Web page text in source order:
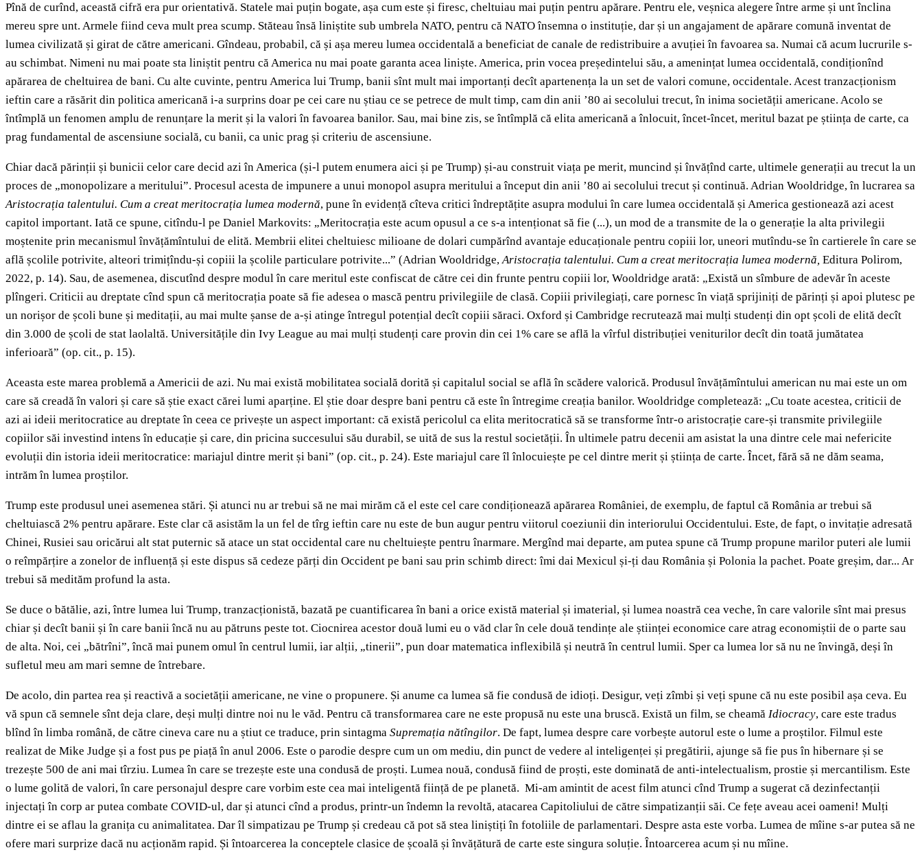
Pînă de curînd, această cifră era pur orientativă. Statele mai puțin bogate, așa cum este și firesc, cheltuiau mai puțin pentru apărare. Pentru ele, veșnica alegere între arme și unt înclina
mereu spre unt. Armele fiind ceva mult prea scump. Stăteau însă liniștite sub umbrela NATO, pentru că NATO însemna o instituție, dar și un angajament de apărare comună inventat de
lumea civilizată și girat de către americani. Gîndeau, probabil, că și așa mereu lumea occidentală a beneficiat de canale de redistribuire a avuției în favoarea sa. Numai că acum lucrurile s-
au schimbat. Nimeni nu mai poate sta liniștit pentru că America nu mai poate garanta acea liniște. America, prin vocea președintelui său, a amenințat lumea occidentală, condiționînd
apărarea de cheltuirea de bani. Cu alte cuvinte, pentru America lui Trump, banii sînt mult mai importanți decît apartenența la un set de valori comune, occidentale. Acest tranzacționism
ieftin care a răsărit din politica americană i-a surprins doar pe cei care nu știau ce se petrece de mult timp, cam din anii ’80 ai secolului trecut, în inima societății americane. Acolo se
întîmplă un fenomen amplu de renunțare la merit și la valori în favoarea banilor. Sau, mai bine zis, se întîmplă că elita americană a înlocuit, încet-încet, meritul bazat pe știința de carte, ca
prag fundamental de ascensiune socială, cu banii, ca unic prag și criteriu de ascensiune.
Chiar dacă părinții și bunicii celor care decid azi în America (și-l putem enumera aici și pe Trump) și-au construit viața pe merit, muncind și învățînd carte, ultimele generații au trecut la un
proces de „monopolizare a meritului”. Procesul acesta de impunere a unui monopol asupra meritului a început din anii ’80 ai secolului trecut și continuă. Adrian Wooldridge, în lucrarea sa
Aristocrația talentului. Cum a creat meritocrația lumea modernă, pune în evidență cîteva critici îndreptățite asupra modului în care lumea occidentală și America gestionează azi acest
capitol important. Iată ce spune, citîndu-l pe Daniel Markovits: „Meritocrația este acum opusul a ce s-a intenționat să fie (...), un mod de a transmite de la o generație la alta privilegii
moștenite prin mecanismul învățămîntului de elită. Membrii elitei cheltuiesc milioane de dolari cumpărînd avantaje educaționale pentru copiii lor, uneori mutîndu-se în cartierele în care se
află școlile potrivite, alteori trimițîndu-și copiii la școlile particulare potrivite...” (Adrian Wooldridge,Aristocrația talentului. Cum a creat meritocrația lumea modernă, Editura Polirom,
2022, p. 14). Sau, de asemenea, discutînd despre modul în care meritul este confiscat de către cei din frunte pentru copiii lor, Wooldridge arată: „Există un sîmbure de adevăr în aceste
plîngeri. Criticii au dreptate cînd spun că meritocrația poate să fie adesea o mască pentru privilegiile de clasă. Copiii privilegiați, care pornesc în viață sprijiniți de părinți și apoi plutesc pe
un norișor de școli bune și meditații, au mai multe șanse de a-și atinge întregul potențial decît copiii săraci. Oxford și Cambridge recrutează mai mulți studenți din opt școli de elită decît
din 3.000 de școli de stat laolaltă. Universitățile din Ivy League au mai mulți studenți care provin din cei 1% care se află la vîrful distribuției veniturilor decît din toată jumătatea
inferioară” (op. cit., p. 15).
Aceasta este marea problemă a Americii de azi. Nu mai există mobilitatea socială dorită și capitalul social se află în scădere valorică. Produsul învățămîntului american nu mai este un om
care să creadă în valori și care să știe exact cărei lumi aparține. El știe doar despre bani pentru că este în întregime creația banilor. Wooldridge completează: „Cu toate acestea, criticii de
azi ai ideii meritocratice au dreptate în ceea ce privește un aspect important: că există pericolul ca elita meritocratică să se transforme într-o aristocrație care-și transmite privilegiile
copiilor săi investind intens în educație și care, din pricina succesului său durabil, se uită de sus la restul societății. În ultimele patru decenii am asistat la una dintre cele mai nefericite
evoluții din istoria ideii meritocratice: mariajul dintre merit și bani” (op. cit., p. 24). Este mariajul care îl înlocuiește pe cel dintre merit și știința de carte. Încet, fără să ne dăm seama,
intrăm în lumea proștilor.
Trump este produsul unei asemenea stări. Și atunci nu ar trebui să ne mai mirăm că el este cel care condiționează apărarea României, de exemplu, de faptul că România ar trebui să
cheltuiască 2% pentru apărare. Este clar că asistăm la un fel de tîrg ieftin care nu este de bun augur pentru viitorul coeziunii din interiorului Occidentului. Este, de fapt, o invitație adresată
Chinei, Rusiei sau oricărui alt stat puternic să atace un stat occidental care nu cheltuiește pentru înarmare. Mergînd mai departe, am putea spune că Trump propune marilor puteri ale lumii
o reîmpărțire a zonelor de influență și este dispus să cedeze părți din Occident pe bani sau prin schimb direct: îmi dai Mexicul și-ți dau România și Polonia la pachet. Poate greșim, dar... Ar
trebui să medităm profund la asta.
Se duce o bătălie, azi, între lumea lui Trump, tranzacționistă, bazată pe cuantificarea în bani a orice există material și imaterial, și lumea noastră cea veche, în care valorile sînt mai presus
chiar și decît banii și în care banii încă nu au pătruns peste tot. Ciocnirea acestor două lumi eu o văd clar în cele două tendințe ale științei economice care atrag economiștii de o parte sau
de alta. Noi, cei „bătrîni”, încă mai punem omul în centrul lumii, iar alții, „tinerii”, pun doar matematica inflexibilă și neutră în centrul lumii. Sper ca lumea lor să nu ne învingă, deși în
sufletul meu am mari semne de întrebare.
De acolo, din partea rea și reactivă a societății americane, ne vine o propunere. Și anume ca lumea să fie condusă de idioți. Desigur, veți zîmbi și veți spune că nu este posibil așa ceva. Eu
vă spun că semnele sînt deja clare, deși mulți dintre noi nu le văd. Pentru că transformarea care ne este propusă nu este una bruscă. Există un film, se cheamă Idiocracy, care este tradus
blînd în limba română, de către cineva care nu a știut ce traduce, prin sintagma Supremația nătîngilor. De fapt, lumea despre care vorbește autorul este o lume a proștilor. Filmul este
realizat de Mike Judge și a fost pus pe piață în anul 2006. Este o parodie despre cum un om mediu, din punct de vedere al inteligenței și pregătirii, ajunge să fie pus în hibernare și se
trezește 500 de ani mai tîrziu. Lumea în care se trezește este una condusă de proști. Lumea nouă, condusă fiind de proști, este dominată de anti-intelectualism, prostie și mercantilism. Este
o lume golită de valori, în care personajul despre care vorbim este cea mai inteligentă ființă de pe planetă. Mi-am amintit de acest film atunci cînd Trump a sugerat că dezinfectanții
injectați în corp ar putea combate COVID-ul, dar și atunci cînd a produs, printr-un îndemn la revoltă, atacarea Capitoliului de către simpatizanții săi. Ce fețe aveau acei oameni! Mulți
dintre ei se aflau la granița cu animalitatea. Dar îl simpatizau pe Trump și credeau că pot să stea liniștiți în fotoliile de parlamentari. Despre asta este vorba. Lumea de mîine s-ar putea să ne
ofere mari surprize dacă nu acționăm rapid. Și întoarcerea la conceptele clasice de școală și învățătură de carte este singura soluție. Întoarcerea acum și nu mîine.